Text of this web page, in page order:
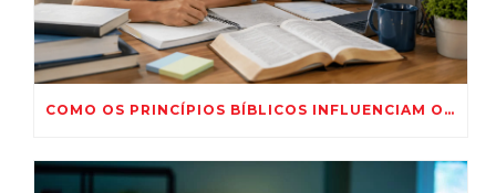
COMO OS PRINCÍPIOS BÍBLICOS INFLUENCIAM O DESEMPENHO ESCOLAR?